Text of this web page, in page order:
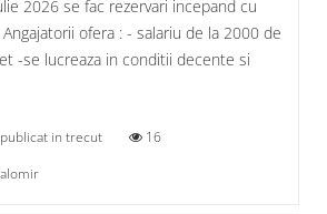
2026 se fac rezervari incepand cu
ofera : - salariu de la 2000 de
-se lucreaza in conditii decente si
in trecut
16